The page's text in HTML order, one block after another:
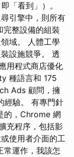
「看到」）。
引擎中，則所有
完整設備的組裝
域。 人體工學
設施競爭。 透
用程式商店優化
種語言和 175
Ads 顧問，擁
經驗。 有專門針
的，Chrome 網
充程序，包括影
使用者介面的工
運作，我該怎